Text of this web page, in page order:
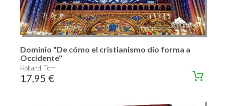
Dominio "De cómo el cristianismo dio forma a
Occidente"
Holland, Tom
17,95 €